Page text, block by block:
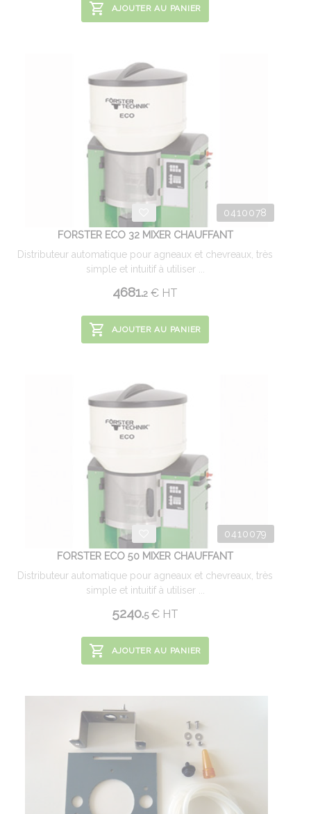
AJOUTER AU PANIER
0410078
FORSTER ECO 32 MIXER CHAUFFANT
Distributeur automatique pour agneaux et chevreaux, très
simple et intuitif à utiliser ...
4681.2 € HT
AJOUTER AU PANIER
0410079
FORSTER ECO 50 MIXER CHAUFFANT
Distributeur automatique pour agneaux et chevreaux, très
simple et intuitif à utiliser ...
5240.5 € HT
AJOUTER AU PANIER